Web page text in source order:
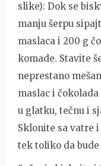
slike): Dok se
manju šerpu
maslaca i 200 g
komade. Stavite
neprestano
maslac i
u glatku, tečnu i
Sklonite sa vatre
tek toliko da